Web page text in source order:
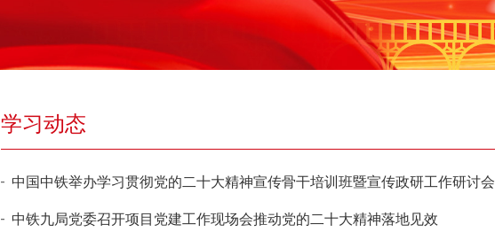
学习动态
中国中铁举办学习贯彻党的二十大精神宣传骨干培训班暨宣传政研工作研讨会
中铁九局党委召开项目党建工作现场会推动党的二十大精神落地见效